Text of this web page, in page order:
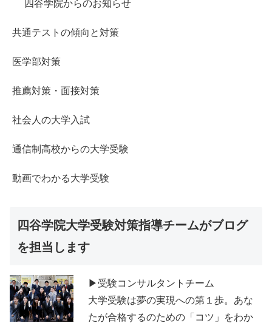
四谷学院からのお知らせ
共通テストの傾向と対策
医学部対策
推薦対策・面接対策
社会人の大学入試
通信制高校からの大学受験
動画でわかる大学受験
四谷学院大学受験対策指導チームがブログ
を担当します
▶受験コンサルタントチーム
大学受験は夢の実現への第１歩。あな
たが合格するのための「コツ」をわか